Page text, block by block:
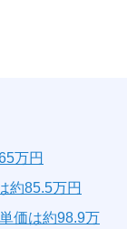
万円
約85.5万円
価は約98.9万